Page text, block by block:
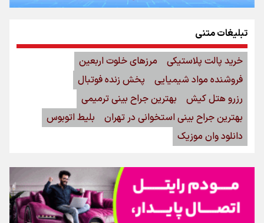
تبلیغات متنی
خرید پالت پلاستیکی
مرزهای خلوت اربعین
فروشنده مواد شیمیایی
پخش زنده فوتبال
رزرو هتل کیش
بهترین جراح بینی ترمیمی
بهترین جراح بینی استخوانی در تهران
بلیط اتوبوس
دانلود وان موزیک